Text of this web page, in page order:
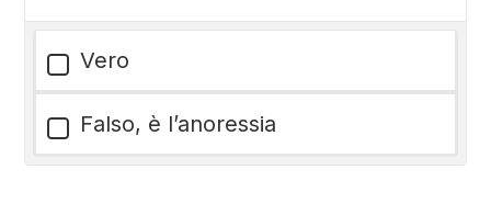
Vero
Falso, è l’anoressia